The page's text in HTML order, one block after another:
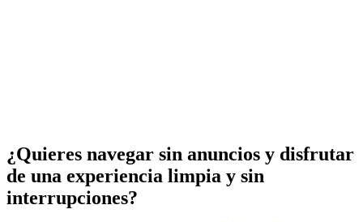
¿Quieres navegar sin anuncios y disfrutar
de una experiencia limpia y sin
interrupciones?